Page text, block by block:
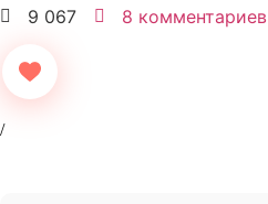
9 067 8 комментариев